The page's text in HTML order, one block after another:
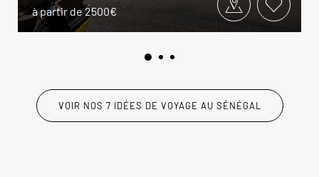
à partir de 2500€
VOIR NOS 7 IDÉES DE VOYAGE AU SÉNÉGAL